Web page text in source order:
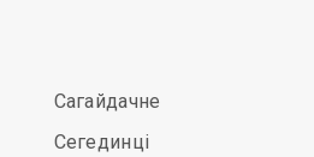
Сагайдачне
Сегединці